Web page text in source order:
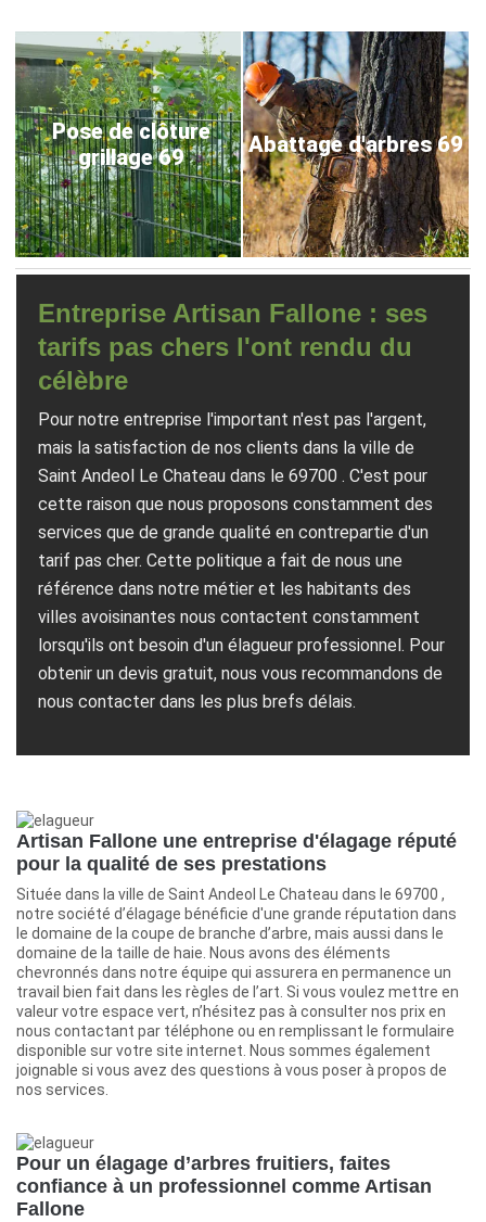
Pose de clôture
grillage 69
Abattage d'arbres 69
Entreprise Artisan Fallone : ses
tarifs pas chers l'ont rendu du
célèbre
Pour notre entreprise l'important n'est pas l'argent,
mais la satisfaction de nos clients dans la ville de
Saint Andeol Le Chateau dans le 69700 . C'est pour
cette raison que nous proposons constamment des
services que de grande qualité en contrepartie d'un
tarif pas cher. Cette politique a fait de nous une
référence dans notre métier et les habitants des
villes avoisinantes nous contactent constamment
lorsqu'ils ont besoin d'un élagueur professionnel. Pour
obtenir un devis gratuit, nous vous recommandons de
nous contacter dans les plus brefs délais.
Artisan Fallone une entreprise d'élagage réputé
pour la qualité de ses prestations
Située dans la ville de Saint Andeol Le Chateau dans le 69700 ,
notre société d’élagage bénéficie d'une grande réputation dans
le domaine de la coupe de branche d’arbre, mais aussi dans le
domaine de la taille de haie. Nous avons des éléments
chevronnés dans notre équipe qui assurera en permanence un
travail bien fait dans les règles de l’art. Si vous voulez mettre en
valeur votre espace vert, n’hésitez pas à consulter nos prix en
nous contactant par téléphone ou en remplissant le formulaire
disponible sur votre site internet. Nous sommes également
joignable si vous avez des questions à vous poser à propos de
nos services.
Pour un élagage d’arbres fruitiers, faites
confiance à un professionnel comme Artisan
Fallone